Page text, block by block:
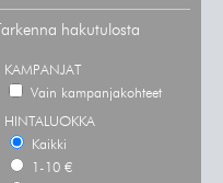
Tarkenna hakutulosta
KAMPANJAT
Vain kampanjakohteet
HINTALUOKKA
Kaikki
1-10 €